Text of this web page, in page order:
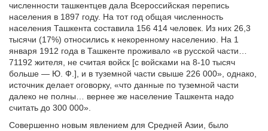
численности ташкентцев дала Всероссийская перепись
населения в 1897 году. На тот год общая численность
населения Ташкента составила 156 414 человек. Из них 26,3
тысячи (17%) относились к некоренному населению. На 1
января 1912 года в Ташкенте проживало «в русской части…
71192 жителя, не считая войск [c войсками на 8-10 тысяч
больше — Ю. Ф.], и в туземной части свыше 226 000», однако,
источник делает оговорку, «что данные по туземной части
далеко не полны… вернее же население Ташкента надо
считать до 300 000».
Совершенно новым явлением для Средней Азии, было